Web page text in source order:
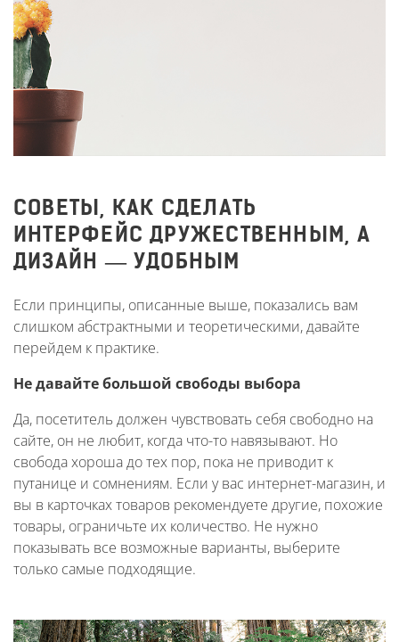
СОВЕТЫ, КАК СДЕЛАТЬ
ИНТЕРФЕЙС ДРУЖЕСТВЕННЫМ, А
ДИЗАЙН — УДОБНЫМ
Если принципы, описанные выше, показались вам
слишком абстрактными и теоретическими, давайте
перейдем к практике.
Не давайте большой свободы выбора
Да, посетитель должен чувствовать себя свободно на
сайте, он не любит, когда что-то навязывают. Но
свобода хороша до тех пор, пока не приводит к
путанице и сомнениям. Если у вас интернет-магазин, и
вы в карточках товаров рекомендуете другие, похожие
товары, ограничьте их количество. Не нужно
показывать все возможные варианты, выберите
только самые подходящие.